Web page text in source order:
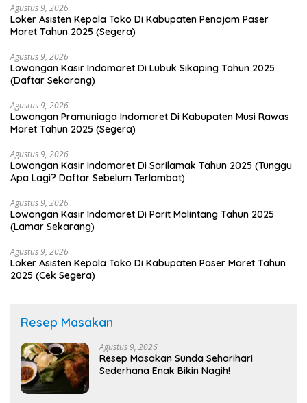
Agustus 9, 2026
Loker Asisten Kepala Toko Di Kabupaten Penajam Paser
Maret Tahun 2025 (Segera)
Agustus 9, 2026
Lowongan Kasir Indomaret Di Lubuk Sikaping Tahun 2025
(Daftar Sekarang)
Agustus 9, 2026
Lowongan Pramuniaga Indomaret Di Kabupaten Musi Rawas
Maret Tahun 2025 (Segera)
Agustus 9, 2026
Lowongan Kasir Indomaret Di Sarilamak Tahun 2025 (Tunggu
Apa Lagi? Daftar Sebelum Terlambat)
Agustus 9, 2026
Lowongan Kasir Indomaret Di Parit Malintang Tahun 2025
(Lamar Sekarang)
Agustus 9, 2026
Loker Asisten Kepala Toko Di Kabupaten Paser Maret Tahun
2025 (Cek Segera)
Resep Masakan
Agustus 9, 2026
Resep Masakan Sunda Seharihari
Sederhana Enak Bikin Nagih!